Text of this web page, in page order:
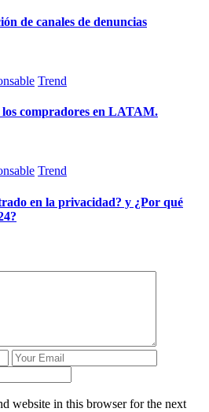
de canales de denuncias
Trend
compradores en LATAM.
Trend
en la privacidad? y ¿Por qué
website in this browser for the next